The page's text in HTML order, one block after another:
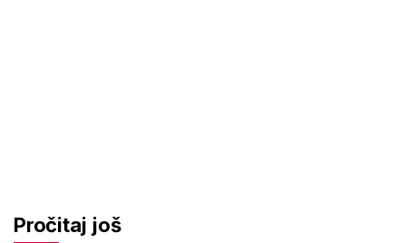
Pročitaj još